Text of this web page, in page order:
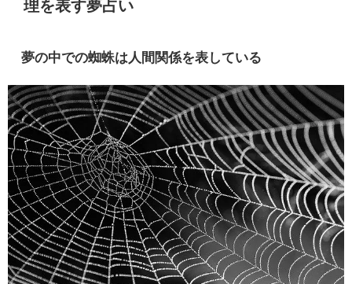
理を表す夢占い
夢の中での蜘蛛は人間関係を表している